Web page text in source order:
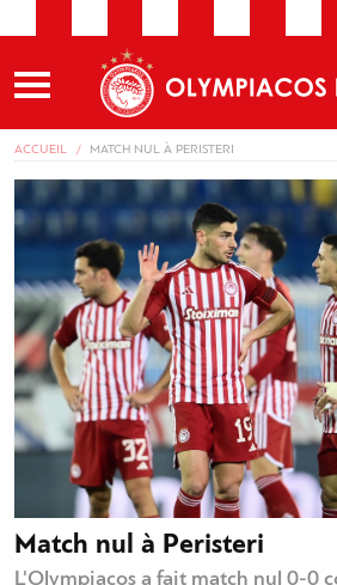
ACCUEIL MATCH NUL À PERISTERI
Match nul à Peristeri
L'Olympiacos a fait match nul 0-0